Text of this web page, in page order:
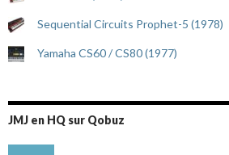
Sequential Circuits Prophet-5 (1978)
Yamaha CS60 / CS80 (1977)
JMJ en HQ sur Qobuz